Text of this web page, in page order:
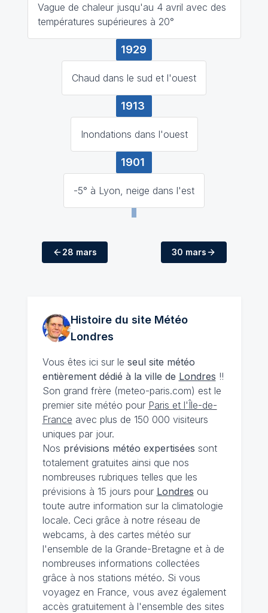
Vague de chaleur jusqu'au 4 avril avec des
températures supérieures à 20°
1929
Chaud dans le sud et l'ouest
1913
Inondations dans l'ouest
1901
-5° à Lyon, neige dans l'est
28 mars 30 mars
Histoire du site Météo
Londres
Vous êtes ici sur le seul site météo
entièrement dédié à la ville de Londres !!
Son grand frère (meteo-paris.com) est le
premier site météo pour Paris et l'Île-de-
France avec plus de 150 000 visiteurs
uniques par jour.
Nos prévisions météo expertisées sont
totalement gratuites ainsi que nos
nombreuses rubriques telles que les
prévisions à 15 jours pour Londres ou
toute autre information sur la climatologie
locale. Ceci grâce à notre réseau de
webcams, à des cartes météo sur
l'ensemble de la Grande-Bretagne et à de
nombreuses informations collectées
grâce à nos stations météo. Si vous
voyagez en France, vous avez également
accès gratuitement à l'ensemble des sites